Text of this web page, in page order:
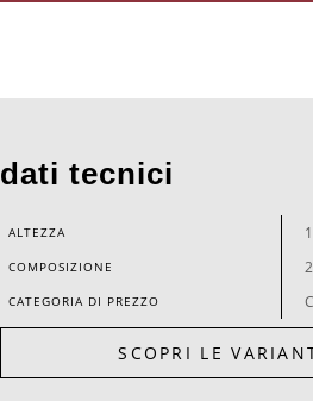
dati tecnici
ALTEZZA
COMPOSIZIONE
CATEGORIA DI PREZZO
SCOPRI LE